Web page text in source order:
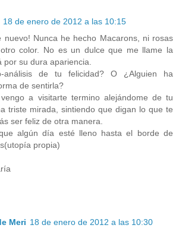
18 de enero de 2012 a las 10:15
nuevo! Nunca he hecho Macarons, ni rosas
color. No es un dulce que me llame la
por su dura apariencia.
análisis de tu felicidad? O ¿Alguien ha
de sentirla?
a visitarte termino alejándome de tu
triste mirada, sintiendo que digan lo que te
ser feliz de otra manera.
algún día esté lleno hasta el borde de
propia)
Meri 18 de enero de 2012 a las 10:30